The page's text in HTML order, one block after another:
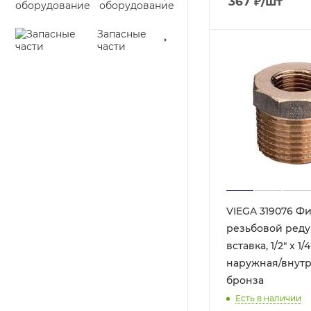
оборудование
Запасные
части
VIEGA 319076
резьбовой
вставка, 1/2" x 1/
наружная/
бронза
Есть в наличии